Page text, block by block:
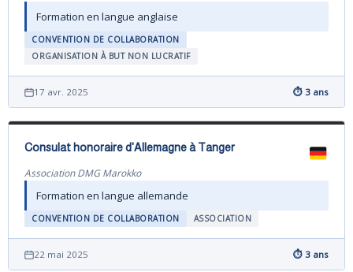
Formation en langue anglaise
CONVENTION DE COLLABORATION
ORGANISATION À BUT NON LUCRATIF
17 avr. 2025 ⏱ 3 ans
Consulat honoraire d'Allemagne à Tanger
Association DMG Marokko
Formation en langue allemande
CONVENTION DE COLLABORATION ASSOCIATION
22 mai 2025 ⏱ 3 ans